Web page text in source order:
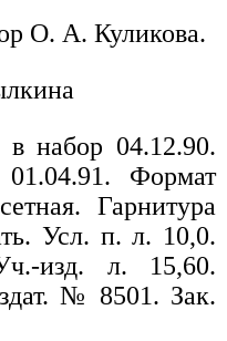
О. А. Куликова.
набор 04.12.90.
Формат
Гарнитура
Усл. п. л. 10,0.
изд. л. 15,60.
№ 8501. Зак.